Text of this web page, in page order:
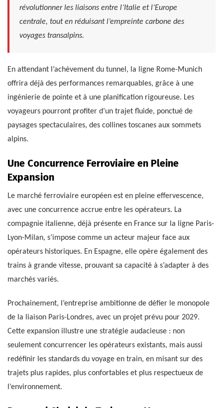
révolutionner les liaisons entre l’Italie et l’Europe
centrale, tout en réduisant l’empreinte carbone des
voyages transalpins.
En attendant l’achèvement du tunnel, la ligne Rome-Munich
offrira déjà des performances remarquables, grâce à une
ingénierie de pointe et à une planification rigoureuse. Les
voyageurs pourront profiter d’un trajet fluide, ponctué de
paysages spectaculaires, des collines toscanes aux sommets
alpins.
Une Concurrence Ferroviaire en Pleine
Expansion
Le marché ferroviaire européen est en pleine effervescence,
avec une concurrence accrue entre les opérateurs. La
compagnie italienne, déjà présente en France sur la ligne Paris-
Lyon-Milan, s’impose comme un acteur majeur face aux
opérateurs historiques. En Espagne, elle opère également des
trains à grande vitesse, prouvant sa capacité à s’adapter à des
marchés variés.
Prochainement, l’entreprise ambitionne de défier le monopole
de la liaison Paris-Londres, avec un projet prévu pour 2029.
Cette expansion illustre une stratégie audacieuse : non
seulement concurrencer les opérateurs existants, mais aussi
redéfinir les standards du voyage en train, en misant sur des
trajets plus rapides, plus confortables et plus respectueux de
l’environnement.